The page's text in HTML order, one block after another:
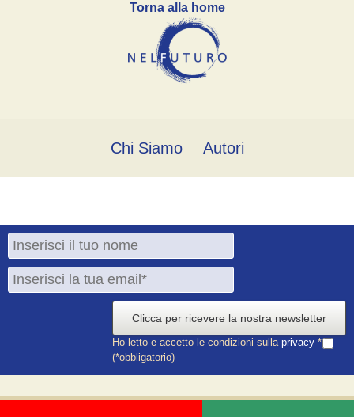
Torna alla home
Chi Siamo Autori
Clicca per ricevere la nostra newsletter
Ho letto e accetto le condizioni sulla privacy *
(*obbligatorio)